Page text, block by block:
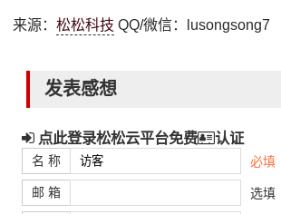
来源：松松科技 QQ/微信：lusongsong7
发表感想
点此登录松松云平台免费 认证
名 称 必填
邮 箱 选填